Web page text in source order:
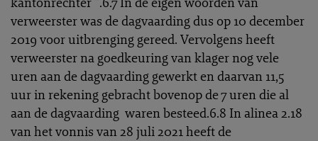
verweerster was de dagvaarding dus op 10 december
2019 voor uitbrenging gereed. Vervolgens heeft
verweerster na goedkeuring van klager nog vele
uren aan de dagvaarding gewerkt en daarvan 11,5
uur in rekening gebracht bovenop de 7 uren die al
aan de dagvaarding waren besteed.6.8 In alinea 2.18
van het vonnis van 28 juli 2021 heeft de